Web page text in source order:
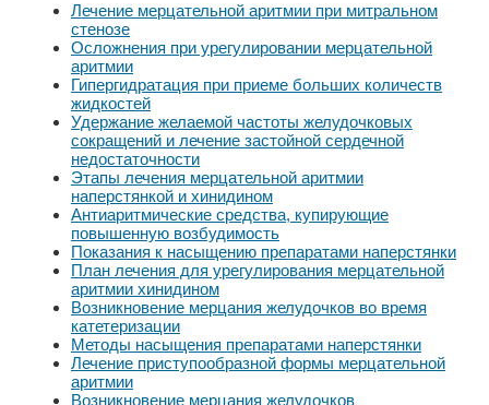
Лечение мерцательной аритмии при митральном
стенозе
Осложнения при урегулировании мерцательной
аритмии
Гипергидратация при приеме больших количеств
жидкостей
Удержание желаемой частоты желудочковых
сокращений и лечение застойной сердечной
недостаточности
Этапы лечения мерцательной аритмии
наперстянкой и хинидином
Антиаритмические средства, купирующие
повышенную возбудимость
Показания к насыщению препаратами наперстянки
План лечения для урегулирования мерцательной
аритмии хинидином
Возникновение мерцания желудочков во время
катетеризации
Методы насыщения препаратами наперстянки
Лечение приступообразной формы мерцательной
аритмии
Возникновение мерцания желудочков